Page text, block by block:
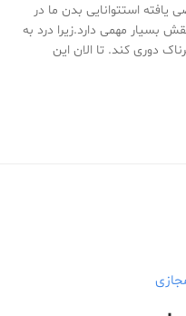
استتوانایی بدن ما در
بسیار مهمی دارد.زیرا درد به
دوری کند. تا الان این